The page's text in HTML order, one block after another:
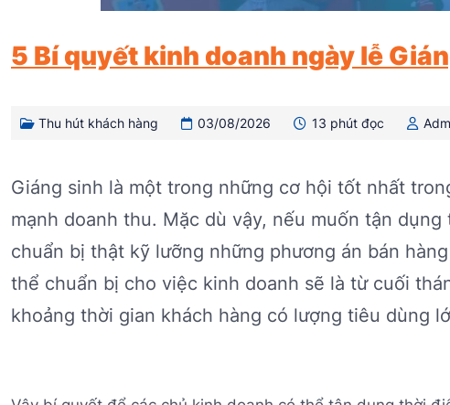
5 Bí quyết kinh doanh ngày lễ
Thu hút khách hàng 03/08/2026 13 phút đọc
Giáng sinh là một trong những cơ hội tốt nhất
mạnh doanh thu. Mặc dù vậy, nếu muốn tận dụng
chuẩn bị thật kỹ lưỡng những phương án bán
thể chuẩn bị cho việc kinh doanh sẽ là từ cuối
khoảng thời gian khách hàng có lượng tiêu dùng